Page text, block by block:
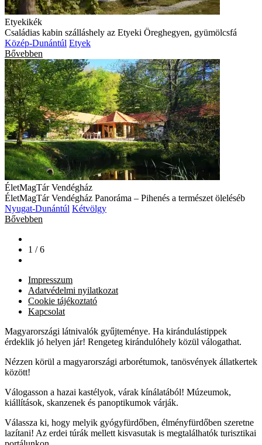
Etyekikék
Családias kabin szálláshely az Etyeki Öreghegyen, gyümölcsfá
Közép-Dunántúl Etyek
Bővebben
ÉletMagTár Vendégház
ÉletMagTár Vendégház Panoráma – Pihenés a természet öleléséb
Nyugat-Dunántúl Kétvölgy
Bővebben
1 / 6
Impresszum
Adatvédelmi nyilatkozat
Cookie tájékoztató
Kapcsolat
Magyarországi látnivalók gyűjteménye. Ha kirándulástippek
érdeklik jó helyen jár! Rengeteg kirándulóhely közül válogathat.
Nézzen körül a magyarországi arborétumok, tanösvények állatkertek
között!
Válogasson a hazai kastélyok, várak kínálatából! Múzeumok,
kiállítások, skanzenek és panoptikumok várják.
Válassza ki, hogy melyik gyógyfürdőben, élményfürdőben szeretne
lazítani! Az erdei túrák mellett kisvasutak is megtalálhatók turisztikai